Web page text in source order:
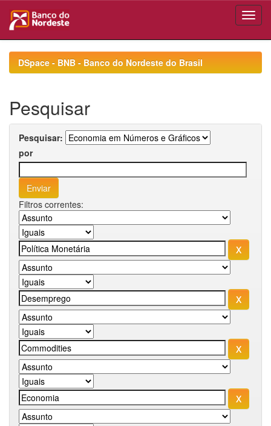
navigationDSpace - BNB - Banco do Nordeste do Brasil
Pesquisar
Pesquisar:
por
Filtros correntes: